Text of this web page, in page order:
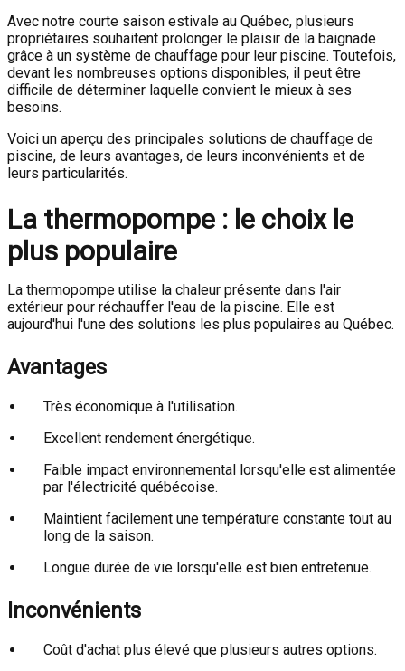
Avec notre courte saison estivale au Québec, plusieurs
propriétaires souhaitent prolonger le plaisir de la baignade
grâce à un système de chauffage pour leur piscine. Toutefois,
devant les nombreuses options disponibles, il peut être
difficile de déterminer laquelle convient le mieux à ses
besoins.
Voici un aperçu des principales solutions de chauffage de
piscine, de leurs avantages, de leurs inconvénients et de
leurs particularités.
La thermopompe : le choix le
plus populaire
La thermopompe utilise la chaleur présente dans l'air
extérieur pour réchauffer l'eau de la piscine. Elle est
aujourd'hui l'une des solutions les plus populaires au Québec.
Avantages
Très économique à l'utilisation.
Excellent rendement énergétique.
Faible impact environnemental lorsqu'elle est alimentée
par l'électricité québécoise.
Maintient facilement une température constante tout au
long de la saison.
Longue durée de vie lorsqu'elle est bien entretenue.
Inconvénients
Coût d'achat plus élevé que plusieurs autres options.